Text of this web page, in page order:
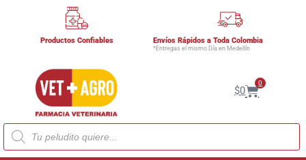
Productos Confiables Envíos Rápidos a Toda Colombia
*Entregas el mismo Día en Medellín
$0
0